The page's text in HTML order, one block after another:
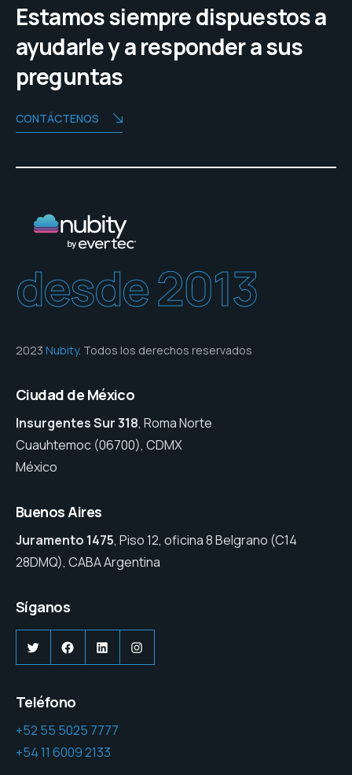
Estamos siempre dispuestos a
ayudarle y a responder a sus
preguntas
CONTÁCTENOS
desde 2013
2023 Nubity. Todos los derechos reservados
Ciudad de México
Insurgentes Sur 318, Roma Norte
Cuauhtemoc (06700), CDMX
México
Buenos Aires
Juramento 1475, Piso 12, oficina 8 Belgrano (C14
28DMQ), CABA Argentina
Síganos
TwitterFacebook
LinkedInInstagram
Teléfono
+52 55 5025 7777
+54 11 6009 2133